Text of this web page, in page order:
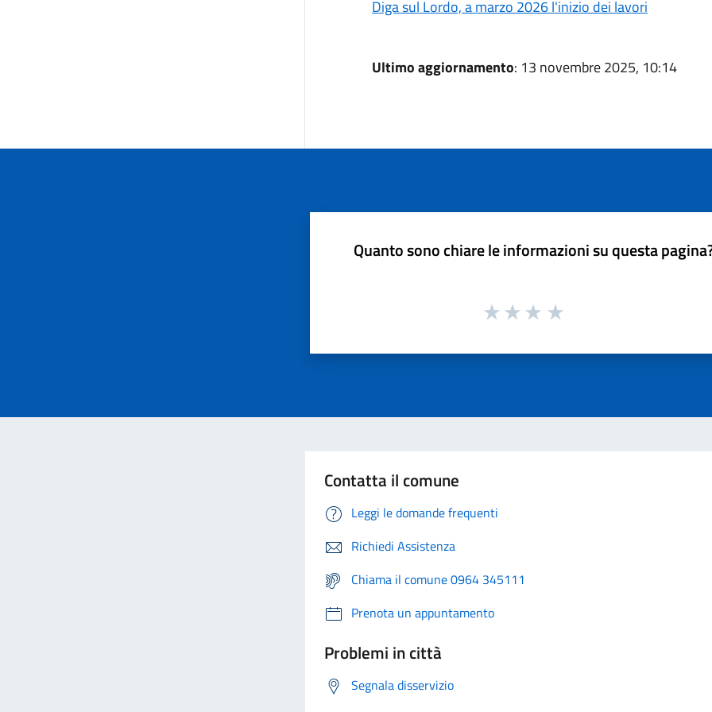
Diga sul Lordo, a marzo 2026 l'inizio dei lavori
Ultimo aggiornamento: 13 novembre 2025, 10:14
Quanto sono chiare le informazioni su questa
Contatta il comune
Leggi le domande frequenti
Richiedi Assistenza
Chiama il comune 0964 345111
Prenota un appuntamento
Problemi in città
Segnala disservizio